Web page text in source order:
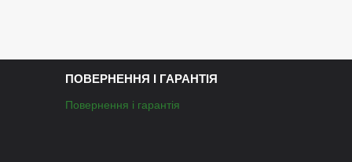
ПОВЕРНЕННЯ І ГАРАНТІЯ
Повернення і гарантія